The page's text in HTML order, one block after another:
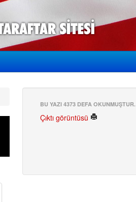
BU YAZI 4373 DEFA OKUNMUŞTUR.
Çıktı görüntüsü